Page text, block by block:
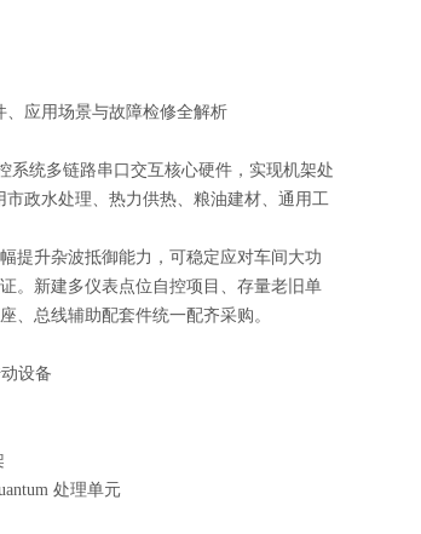
、应用场景与故障检修全解析
系统多链路串口交互核心硬件，实现机架处
政水处理、热力供热、粮油建材、通用工
提升杂波抵御能力，可稳定应对车间大功
。新建多仪表点位自控项目、存量老旧单
、总线辅助配套件统一配齐采购。
设备
处理单元